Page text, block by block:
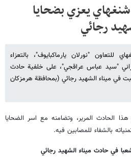
شنغهاي يعزي بضحايا
رجائي
للتعاون "نورلان يارماكبايوف"، بالتعزاء
"سيد عباس عراقجي"، على خلفية حادث
في ميناء الشهيد رجائي (بمحافظة هرمزكان
الحادث المرير، وتضامنه مع اسر الضحايا
بالشفاء للمصابين فيه.
في حادث ميناء الشهيد رجائي